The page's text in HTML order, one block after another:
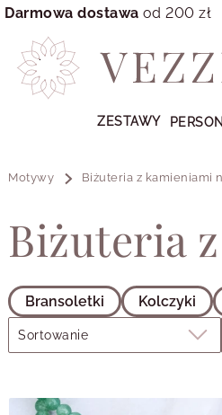
Przejdź
GŁÓWNEJ
PRODUKTÓW
MENU
UŻYTKOWNIKA
Darmowa dostawa od 200 zł
ZESTAWY
Motywy Biżuteria z kamieniami
Biżuteria
Bransoletki Kolczyki
Sortowanie